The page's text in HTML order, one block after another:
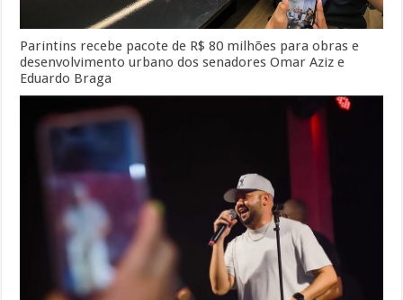
Parintins recebe pacote de R$ 80 milhões para obras e
desenvolvimento urbano dos senadores Omar Aziz e
Eduardo Braga